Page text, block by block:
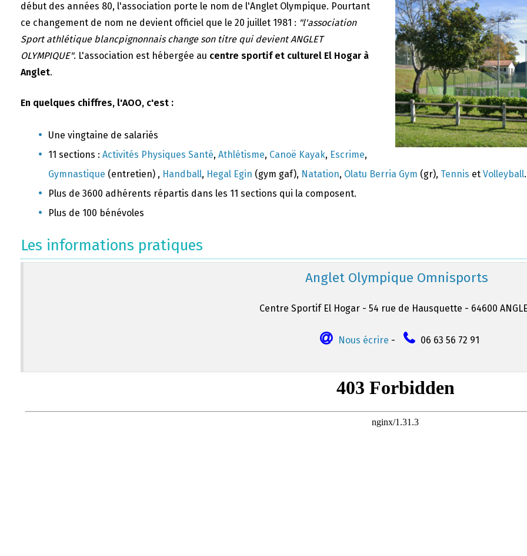
début des années 80, l'association porte le nom de l'Anglet Olympique. Pourtant
ce changement de nom ne devient officiel que le 20 juillet 1981 : "l'association
Sport athlétique blancpignonnais change son titre qui devient ANGLET
OLYMPIQUE". L'association est hébergée au centre sportif et culturel El Hogar à
Anglet.
En quelques chiffres, l'AOO, c'est :
Une vingtaine de salariés
11 sections : Activités Physiques Santé, Athlétisme, Canoë Kayak, Escrime,
Gymnastique (entretien) , Handball, Hegal Egin (gym gaf), Natation, Olatu Berria Gym (gr), Tennis et Volleyball.
Plus de 3600 adhérents répartis dans les 11 sections qui la composent.
Plus de 100 bénévoles
Les informations pratiques
Anglet Olympique Omnisports
Centre Sportif El Hogar - 54 rue de Hausquette - 64600
Nous écrire - 06 63 56 72 91